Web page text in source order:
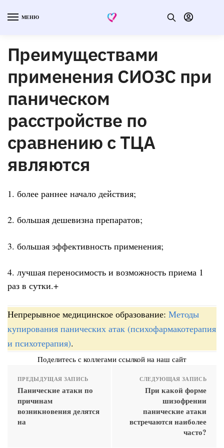
МЕНЮ
Преимуществами
применения СИОЗС при
паническом
расстройстве по
сравнению с ТЦА
являются
1. более раннее начало действия;
2. большая дешевизна препаратов;
3. большая эффективность применения;
4. лучшая переносимость и возможность приема 1
раз в сутки.+
Непрерывное медицинское образование: Методы
купирования панических атак (психофармакотерапия
и психотерапия).
Поделитесь с коллегами ссылкой на наш сайт
ПРЕДЫДУЩАЯ ЗАПИСЬ
Панические атаки по
причинам
возникновения делятся
на
СЛЕДУЮЩАЯ ЗАПИСЬ
При какой форме
шизофрении
панические атаки
встречаются наиболее
часто?